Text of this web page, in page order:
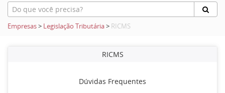
Empresas> Legislação Tributária> RICMS
RICMS
Dúvidas Frequentes